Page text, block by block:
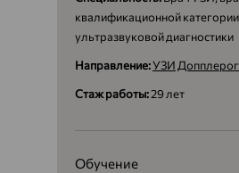
квалификационной
ультразвуковой диагностики
Направление:УЗИ
Стаж работы:29 лет
Обучение